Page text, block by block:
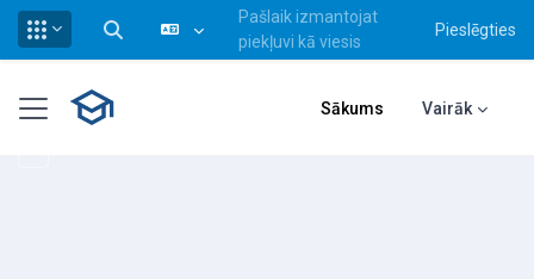
Pārslēgt meklēšanas ievadi
Pašlaik izmantojat
piekļuvi kā viesis
Pieslēgties
Sānu panelis Sākums Vairāk